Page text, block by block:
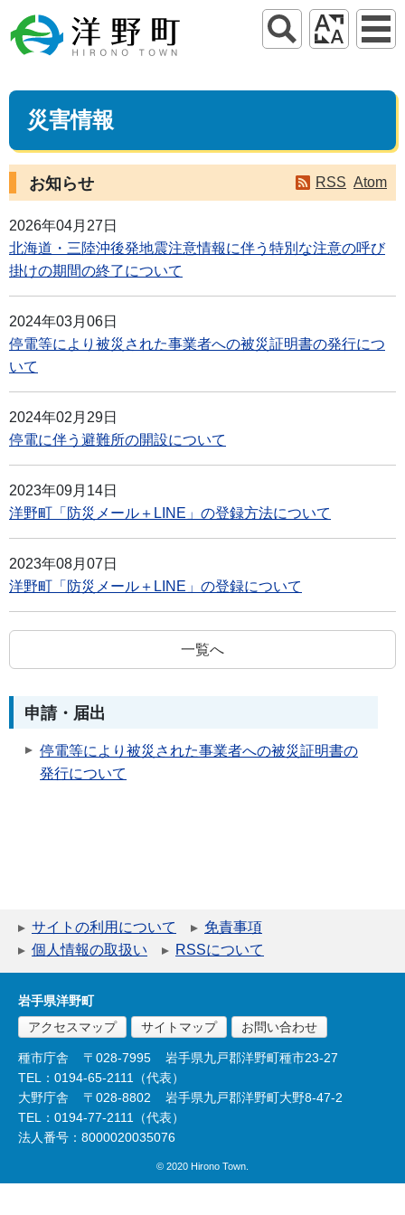
災害情報
お知らせ RSS Atom
2026年04月27日
北海道・三陸沖後発地震注意情報に伴う特別な注意の呼び
掛けの期間の終了について
2024年03月06日
停電等により被災された事業者への被災証明書の発行につ
いて
2024年02月29日
停電に伴う避難所の開設について
2023年09月14日
洋野町「防災メール＋LINE」の登録方法について
2023年08月07日
洋野町「防災メール＋LINE」の登録について
一覧へ
申請・届出
停電等により被災された事業者への被災証明書の
発行について
サイトの利用について
免責事項
個人情報の取扱い
RSSについて
岩手県洋野町
アクセスマップ
サイトマップ お問い合わせ
種市庁舎 〒028-7995
岩手県九戸郡洋野町種市23-27
TEL：0194-65-2111（代表）
大野庁舎
〒028-8802
岩手県九戸郡洋野町大野8-47-2
TEL：0194-77-2111（代表）
法人番号：8000020035076
© 2020 Hirono Town.